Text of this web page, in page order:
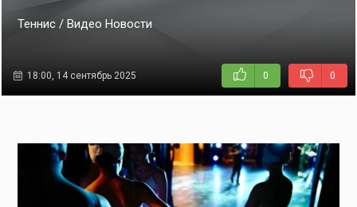
Теннис / Видео Новости
18:00, 14 сентябрь 2025 0 0